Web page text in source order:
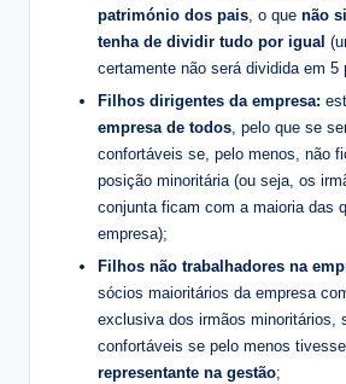
património dos pais, o que não
tenha de dividir tudo por igual
certamente não será dividida em 5
Filhos dirigentes da empresa:
empresa de todos, pelo que se
confortáveis se, pelo menos, não
posição minoritária (ou seja, os
conjunta ficam com a maioria das
empresa);
Filhos não trabalhadores na
sócios maioritários da empresa
exclusiva dos irmãos minoritários,
confortáveis se pelo menos
representante na gestão;